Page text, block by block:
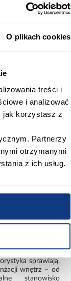
O plikach cookies
treści i
i analizować
jak korzystasz z
Partnerzy
otrzymanymi
z ich usług.
biurka.
Nylonowe
komputerze, a
wysokiej klasy
i wygodne
fotel
wygląd,
szuflady oraz
nadaje się do
sprawiają,
wnętrz – od
stanowisko